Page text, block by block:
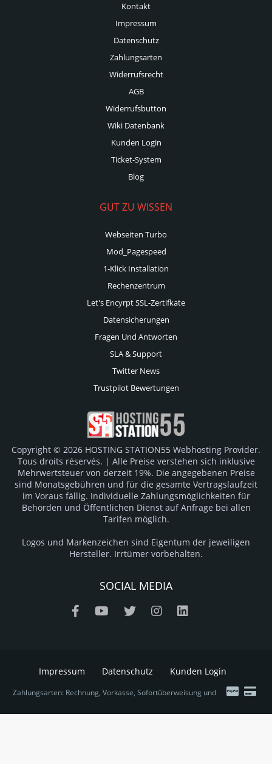
Kontakt
Impressum
Datenschutz
Zahlungsarten
Widerrufsrecht
AGB
Widerrufsbutton
Wiki Datenbank
Kunden Login
Ticket-System
Blog
GUT ZU WISSEN
Webseiten Turbo
Mod_Pagespeed
1-Klick Installation
Rechenzentrum
Let's Encyrpt SSL-Zertifkate
Datensicherungen
Fragen Und Antworten
SLA & Support
Twitter News
Trustpilot Bewertungen
Copyright © 2026 HOSTING STATION55 Webhosting Provider.
Tous droits réservés. | Alle Preise verstehen sich inklusive
Mehrwertsteuer von derzeit 19%. Die angegebenen Preise
sind Monatsgebühren und für die gesamte Vertragslaufzeit
im Voraus fällig. Individuelle Zahlungsmöglichkeiten für
Behörden und Öffentlichen Dienst auf Anfrage bei allen
Tarifen möglich.
Logos und Markenzeichen sind Eigentum der jeweiligen
Hersteller. Irrtümer vorbehalten.
SOCIAL MEDIA
Impressum Datenschutz Kunden Login
Zahlungsarten: Rechnung, Vorkasse, Sofortüberweisung und